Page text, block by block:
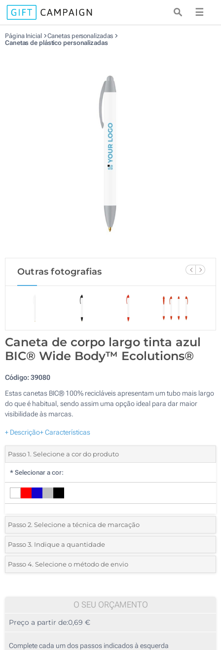
☰
Página Inicial
Canetas personalizadas
Canetas de plástico personalizadas
Outras fotografias
Caneta de corpo largo tinta azul
BIC® Wide Body™ Ecolutions®
Código:39080
Estas canetas BIC® 100% recicláveis apresentam um tubo mais largo
do que é habitual, sendo assim uma opção ideal para dar maior
visibilidade às marcas.
+ Descrição+ Características
Passo 1. Selecione a cor do produto
* Selecionar a cor:
Passo 2. Selecione a técnica de marcação
*Selecione o tipo de marcação e as cores do logotipo:
1 Cor (No corpo)
Impressão digital (Circular)
Passo 3. Indique a quantidade
*Quantidade mínima:250
500
1250
Passo 4. Selecione o método de envio
O SEU ORÇAMENTO
Preço a partir de:0,69 €
Complete cada um dos passos indicados à esquerda